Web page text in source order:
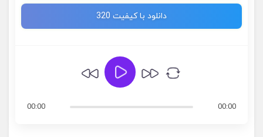
دانلود با کیفیت 320
00:00
00:00